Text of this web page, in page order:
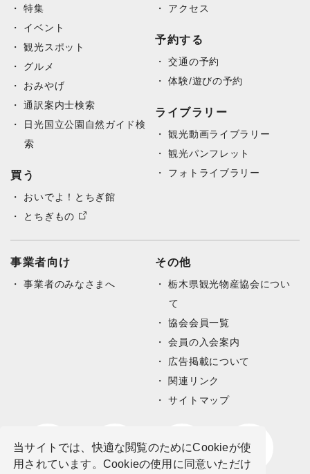
当サイトでは、快適な閲覧のためにCookieが使
用されています。Cookieの使用に同意いただけ
特集
イベント
観光スポット
グルメ
おみやげ
通訳案内士検索
日光国立公園自然ガイド検
索
買う
おいでよ！とちぎ館
とちぎもの
アクセス
予約する
交通の予約
体験/遊びの予約
ライブラリー
観光動画ライブラリー
観光パンフレット
フォトライブラリー
事業者向け
事業者のみなさまへ
その他
栃木県観光物産協会につい
て
協会会員一覧
会員の入会案内
広告掲載について
関連リンク
サイトマップ